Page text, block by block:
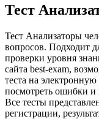
Тест
Тест Анализаторы
вопросов. Подходит
проверки уровня
сайта best-exam,
теста на
посмотреть ошибки и
Все тесты
регистрации,